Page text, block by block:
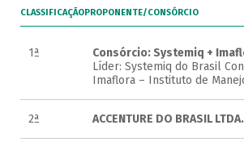
CLASSIFICAÇÃOPROPONENTE/CONSÓRCIO
1ª
Consórcio: Systemiq +
Líder: Systemiq do Brasil
Imaflora – Instituto de
2ª ACCENTURE DO BRASIL LTDA.